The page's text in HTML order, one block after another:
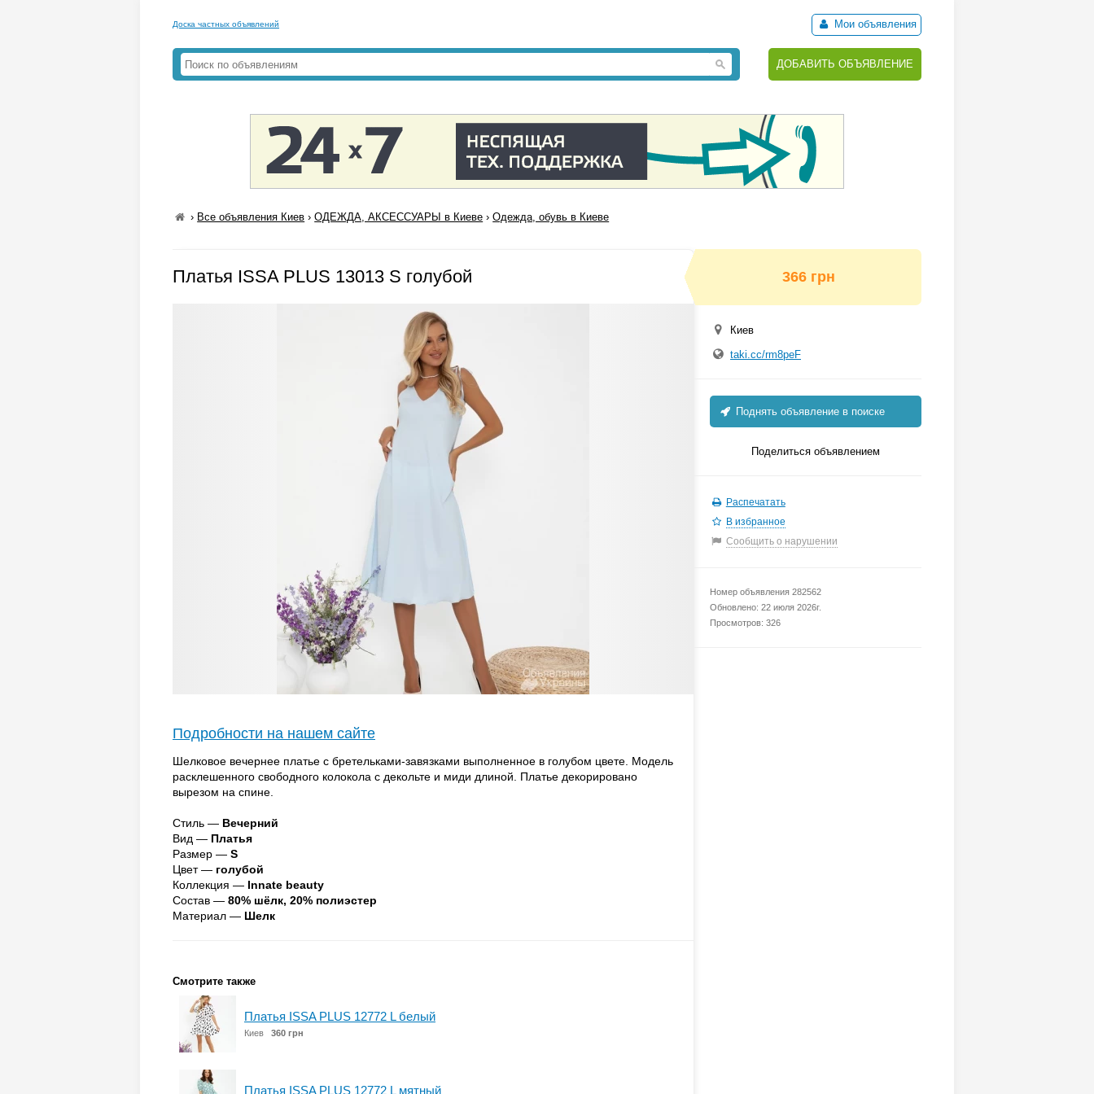
Доска частных объявлений Мои объявления
ДОБАВИТЬ ОБЪЯВЛЕНИЕ
› Все объявления Киев ›ОДЕЖДА, АКСЕССУАРЫ в Киеве ›Одежда, обувь в Киеве
Платья ISSA PLUS 13013 S голубой
Подробности на нашем сайте
Шелковое вечернее платье с бретельками-завязками выполненное в голубом цвете. Модель
расклешенного свободного колокола с декольте и миди длиной. Платье декорировано
вырезом на спине.
Стиль — Вечерний
Вид — Платья
Размер — S
Цвет — голубой
Коллекция — Innate beauty
Состав — 80% шёлк, 20% полиэстер
Материал — Шелк
Смотрите также
Платья ISSA PLUS 12772 L белый
Киев 360 грн
Платья ISSA PLUS 12772 L мятный
366 грн
Киев
taki.cc/rm8peF
Поднять объявление в поиске
Поделиться объявлением
Распечатать
В избранное
Сообщить о нарушении
Номер объявления 282562
Обновлено: 22 июля 2026г.
Просмотров: 326